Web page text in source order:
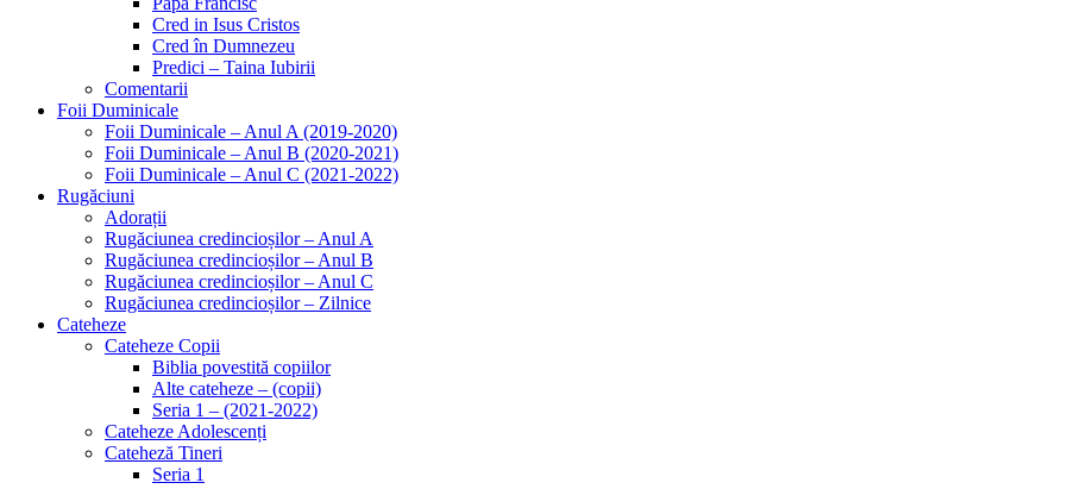
Cred in Isus Cristos
Cred în Dumnezeu
Predici – Taina Iubirii
Comentarii
Foii Duminicale
Foii Duminicale – Anul A (2019-2020)
Foii Duminicale – Anul B (2020-2021)
Foii Duminicale – Anul C (2021-2022)
Rugăciuni
Adorații
Rugăciunea credincioșilor – Anul A
Rugăciunea credincioșilor – Anul B
Rugăciunea credincioșilor – Anul C
Rugăciunea credincioșilor – Zilnice
Cateheze
Cateheze Copii
Biblia povestită copiilor
Alte cateheze – (copii)
Seria 1 – (2021-2022)
Cateheze Adolescenți
Cateheză Tineri
Seria 1